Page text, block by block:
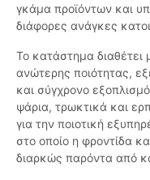
γκάμα προϊόντων και
διάφορες ανάγκες
Το κατάστημα διαθέτει
ανώτερης ποιότητας,
και σύγχρονο
ψάρια, τρωκτικά και
για την ποιοτική
στο οποίο η φροντίδα
διαρκώς παρόντα από